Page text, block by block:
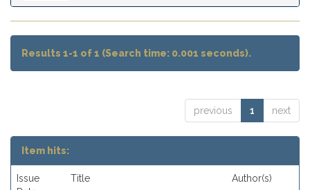
Results 1-1 of 1 (Search time: 0.001 seconds).
previous 1 next
Item hits:
Issue
Title Author(s)